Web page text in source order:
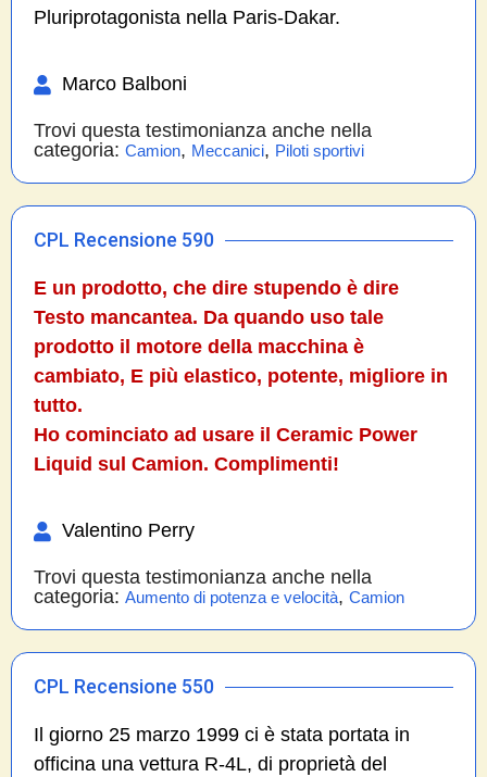
Pluriprotagonista nella Paris-Dakar.
Marco Balboni
Trovi questa testimonianza anche nella
categoria: Camion, Meccanici, Piloti sportivi
CPL Recensione 590
E un prodotto, che dire stupendo è dire
Testo mancantea. Da quando uso tale
prodotto il motore della macchina è
cambiato, E più elastico, potente, migliore in
tutto.
Ho cominciato ad usare il Ceramic Power
Liquid sul Camion. Complimenti!
Valentino Perry
Trovi questa testimonianza anche nella
categoria: Aumento di potenza e velocità, Camion
CPL Recensione 550
Il giorno 25 marzo 1999 ci è stata portata in
officina una vettura R-4L, di proprietà del